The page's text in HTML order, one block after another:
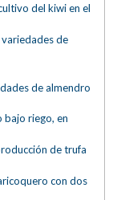
del kiwi en el
de
de almendro
riego, en
de trufa
con dos